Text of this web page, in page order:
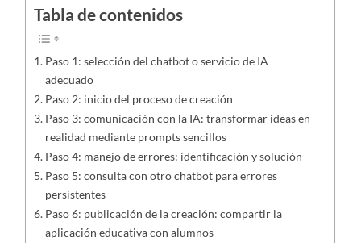
Tabla de contenidos
Paso 1: selección del chatbot o servicio de IA
adecuado
Paso 2: inicio del proceso de creación
Paso 3: comunicación con la IA: transformar ideas en
realidad mediante prompts sencillos
Paso 4: manejo de errores: identificación y solución
Paso 5: consulta con otro chatbot para errores
persistentes
Paso 6: publicación de la creación: compartir la
aplicación educativa con alumnos